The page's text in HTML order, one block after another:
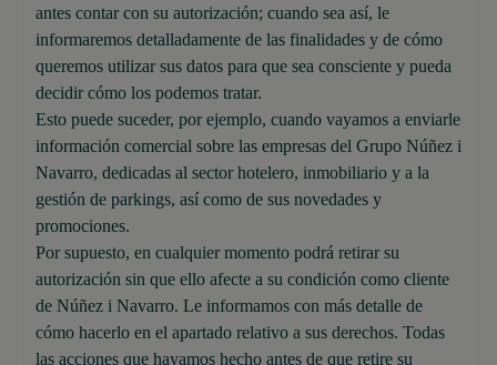
antes contar con su autorización; cuando sea así, le
informaremos detalladamente de las finalidades y de cómo
queremos utilizar sus datos para que sea consciente y pueda
decidir cómo los podemos tratar.
Esto puede suceder, por ejemplo, cuando vayamos a enviarle
información comercial sobre las empresas del Grupo Núñez i
Navarro, dedicadas al sector hotelero, inmobiliario y a la
gestión de parkings, así como de sus novedades y
promociones.
Por supuesto, en cualquier momento podrá retirar su
autorización sin que ello afecte a su condición como cliente
de Núñez i Navarro. Le informamos con más detalle de
cómo hacerlo en el apartado relativo a sus derechos. Todas
las acciones que hayamos hecho antes de que retire su